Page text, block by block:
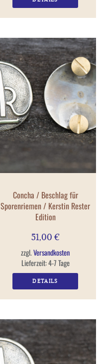
Concha / Beschlag für
Sporenriemen / Kerstin Rester
Edition
51,00 €
zzgl.Versandkosten
Lieferzeit:4-7 Tage
DETAILS